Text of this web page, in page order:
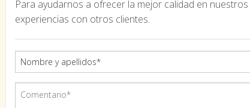
Para ayudarnos a ofrecer la mejor calidad en
experiencias con otros clientes.